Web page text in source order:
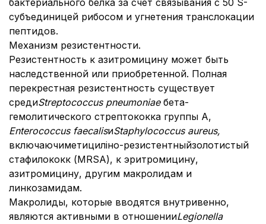
бактериального белка за счет связывания с 50 S-
субъединицей рибосом и угнетения транслокации
пептидов.
Механизм резистентности.
Резистентность к азитромицину может быть
наследственной или приобретенной. Полная
перекрестная резистентность существует
средиStreptococcus pneumoniaeбета-
гемолитического стрептококка группы А,
Enterococcus faecalisиStaphylococcus aureus,
включаючиметициліно-резистентныйзолотистый
стафилококк (MRSA), к эритромицину,
азитромицину, другим макролидам и
линкозамидам.
Макролиды, которые вводятся внутривенно,
являются активными в отношенииLegionella